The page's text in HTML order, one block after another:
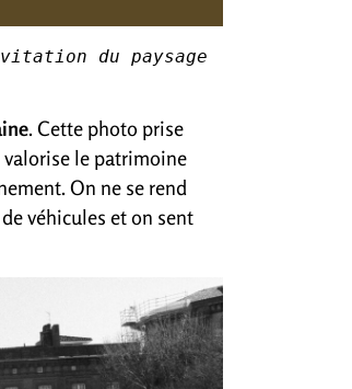
du paysage
. Cette photo prise
le patrimoine
On ne se rend
véhicules et on sent